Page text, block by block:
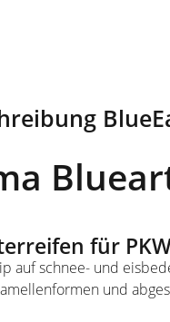
für
auf schnee- und
und